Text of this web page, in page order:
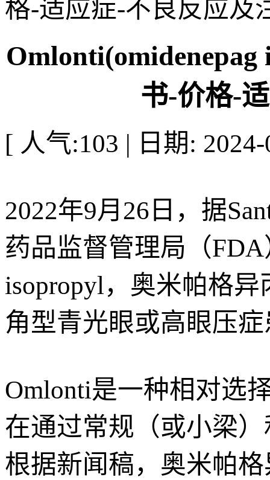
格-适应症-不良反应及
书-价格-
[ 人气:103 | 日期:
2022年9月26日，据
药品监督管理局（FDA
isopropyl，奥米帕格
角型青光眼或高眼压
Omlonti是一种相对选
在通过常规（或小梁
根据新闻稿，奥米帕